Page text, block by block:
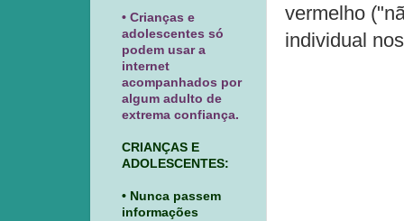
vermelho
individual
• Crianças e
adolescentes só
podem usar a
internet
acompanhados por
algum adulto de
extrema confiança.
CRIANÇAS E
ADOLESCENTES:
• Nunca passem
informações